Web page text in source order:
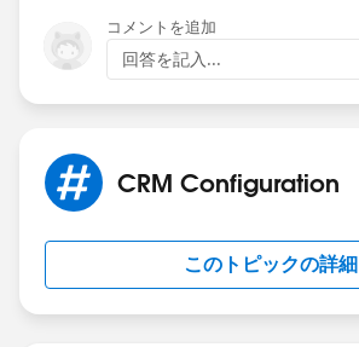
コメントを追加
回答を記入...
CRM Configuration
このトピックの詳細